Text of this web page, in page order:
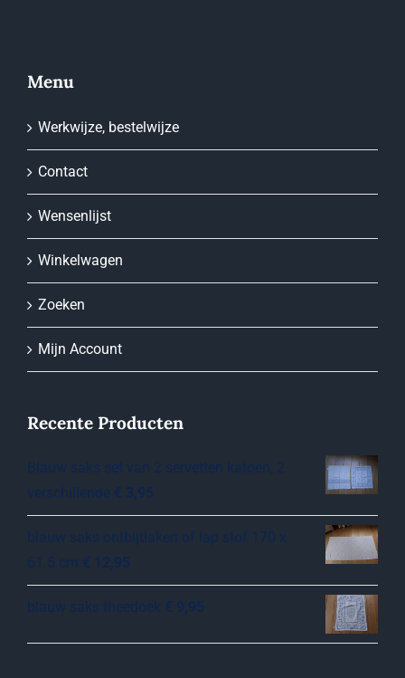
Menu
Werkwijze, bestelwijze
Contact
Wensenlijst
Winkelwagen
Zoeken
Mijn Account
Recente Producten
Blauw saks set van 2 servetten katoen, 2
verschillende € 3,95
blauw saks ontbijtlaken of lap stof 170 x
61.5 cm € 12,95
blauw saks theedoek € 9,95